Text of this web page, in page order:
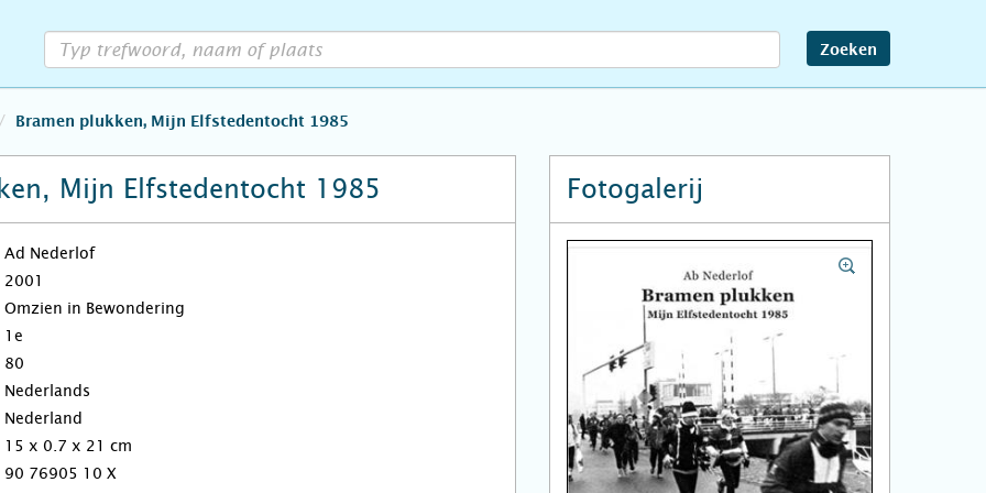
Zoeken
Bramen plukken, Mijn Elfstedentocht 1985
Mijn Elfstedentocht 1985
Ad Nederlof
2001
‎Omzien in Bewondering
1e
80
Nederlands
Nederland
15 x 0.7 x 21 cm
90 76905 10 X
Fotogalerij